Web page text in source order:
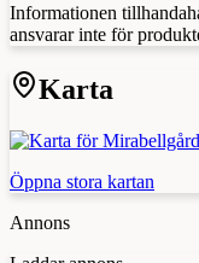
Informationen
ansvarar inte för
Karta
Öppna stora kartan
Annons